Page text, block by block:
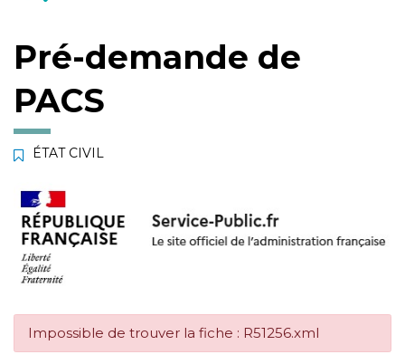
Pré-demande de
PACS
ÉTAT CIVIL
Impossible de trouver la fiche : R51256.xml